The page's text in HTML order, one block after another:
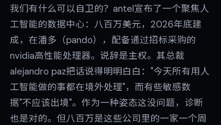
我们有什么可以自卫的？antel宣布了一个聚焦人
工智能的数据中心：八百万美元，2026年底建
成，在潘多（pando），配备通过招标采购的
nvidia高性能处理器。说辞是主权。其总裁
alejandro paz把话说得明明白白："今天所有用人
工智能做的事都在境外处理"，而有些敏感数
据"不应该出境"。作为一种姿态这没问题，诊断
也是对的。但八百万是这些公司里的一家一个周